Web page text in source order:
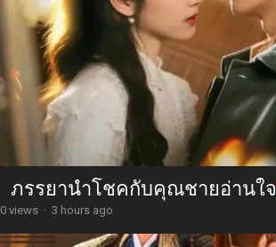
ภรรยานำโชคกับคุณชายอ่านใจ
0 views · 3 hours ago